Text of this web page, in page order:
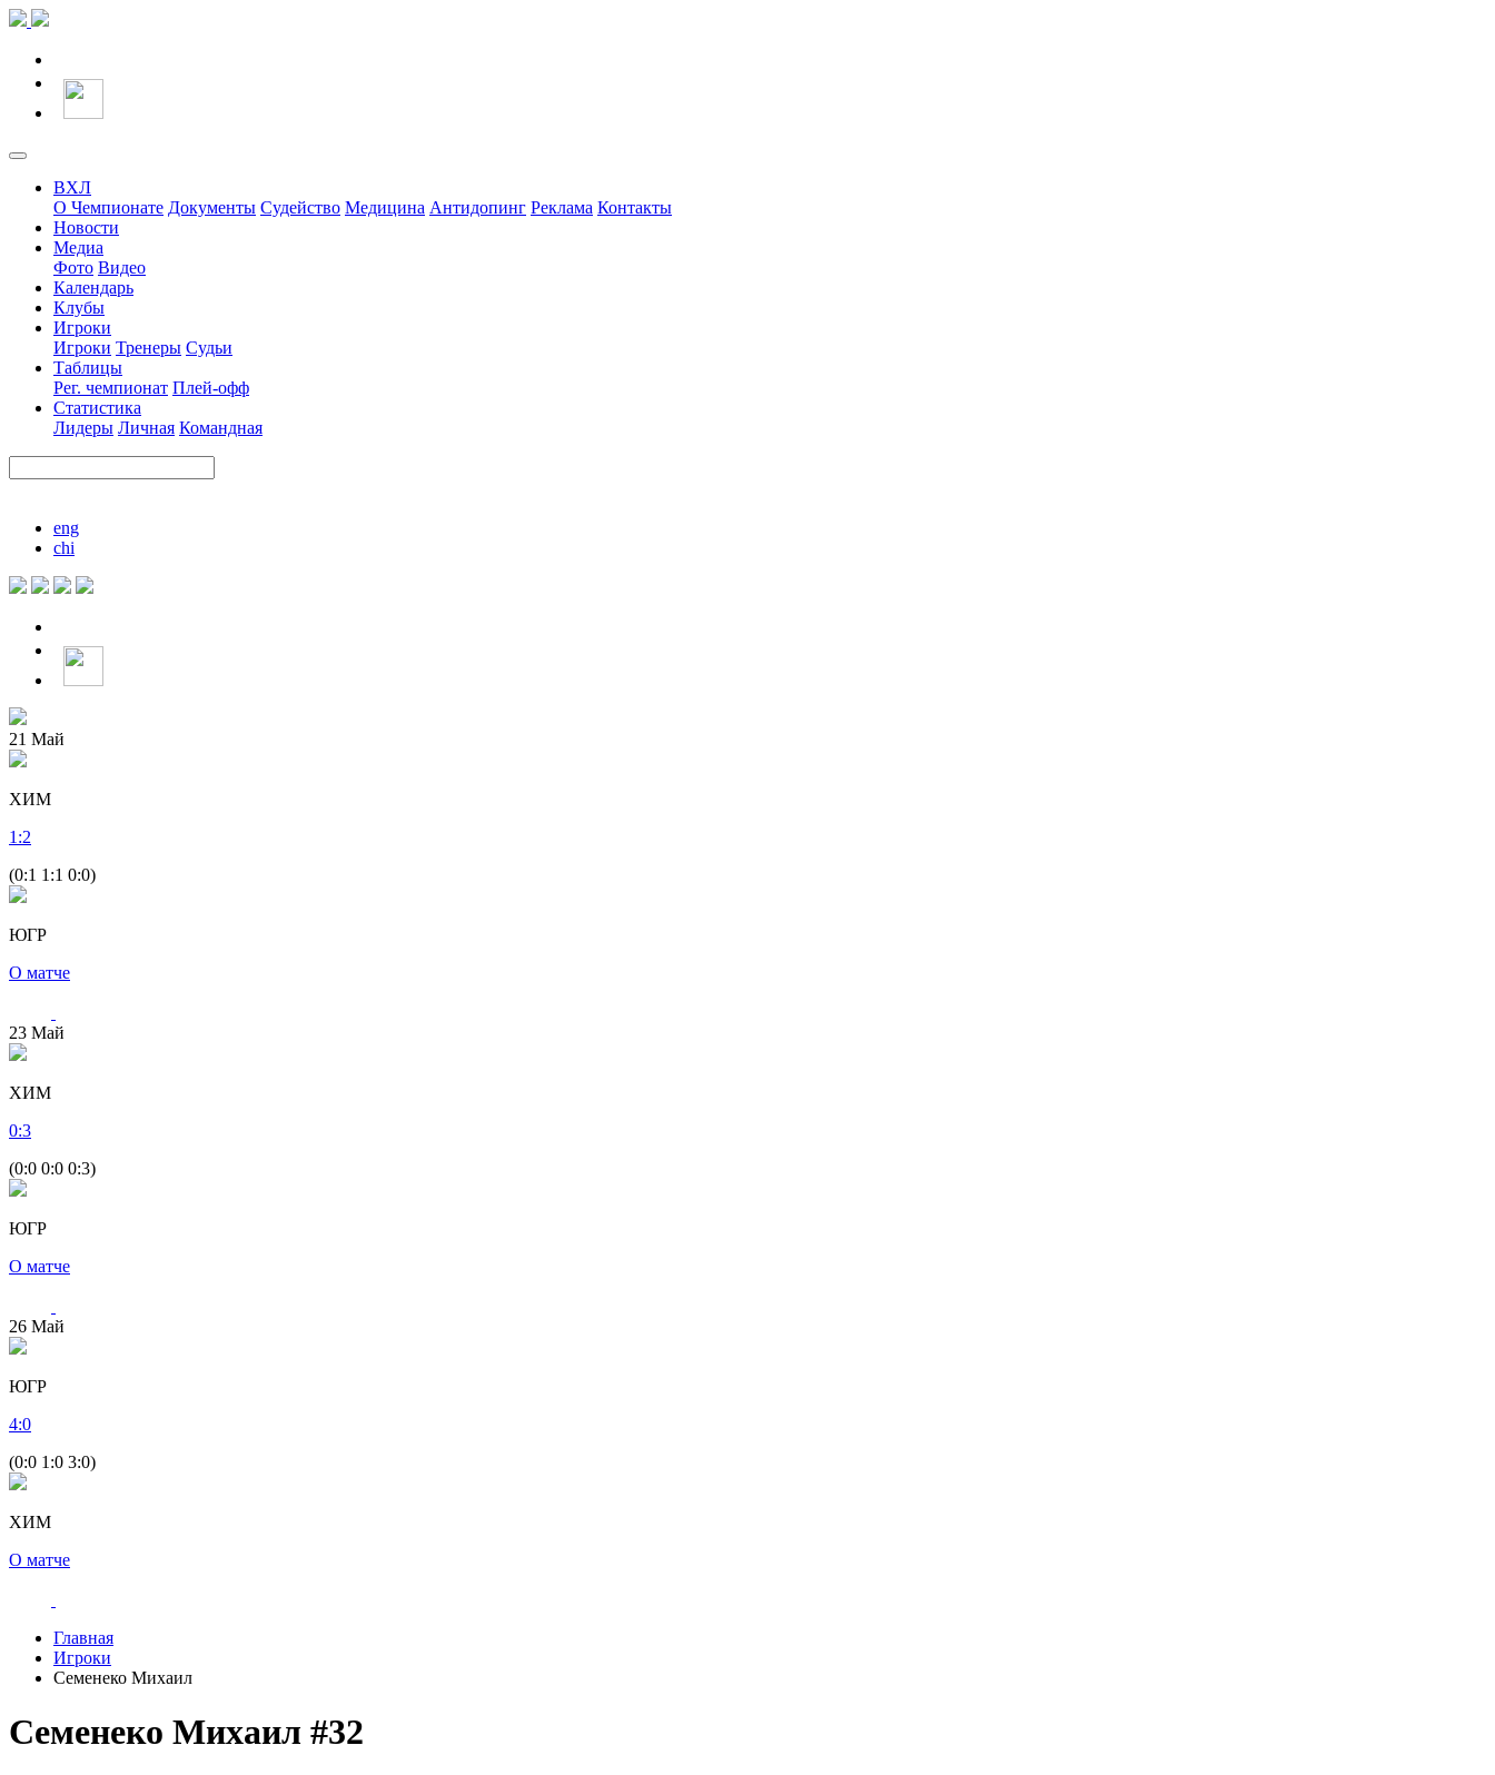
ВХЛ
О Чемпионате Документы Судейство Медицина Антидопинг Реклама Контакты
Новости
Медиа
Фото Видео
Календарь
Клубы
Игроки
Игроки Тренеры Судьи
Таблицы
Рег. чемпионат Плей-офф
Статистика
Лидеры Личная Командная
eng
chi
21 Май
ХИМ
1 :2
(0:1 1:1 0:0)
ЮГР
О матче
23 Май
ХИМ
0:3
(0:0 0:0 0:3)
ЮГР
О матче
26 Май
ЮГР
4:0
(0:0 1:0 3:0)
ХИМ
О матче
Главная
Игроки
Семенеко Михаил
Семенеко Михаил #32